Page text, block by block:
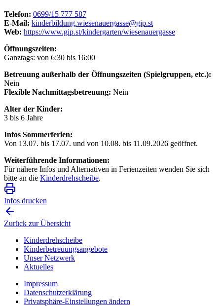
Telefon: 0699/15 777 587
E-Mail: kinderbildung.wiesenauergasse@gip.st
Web: https://www.gip.st/kindergarten/wiesenauergasse
Öffnungszeiten:
Ganztags: von 6:30 bis 16:00
Betreuung außerhalb der Öffnungszeiten (Spielgruppen, etc.):
Nein
Flexible Nachmittagsbetreuung: Nein
Alter der Kinder:
3 bis 6 Jahre
Infos Sommerferien:
Von 13.07. bis 17.07. und von 10.08. bis 11.09.2026 geöffnet.
Weiterführende Informationen:
Für nähere Infos und Alternativen in Ferienzeiten wenden Sie sich
bitte an die Kinderdrehscheibe.
Infos drucken
Zurück zur Übersicht
Kinderdrehscheibe
Kinderbetreuungs­angebote
Unser Netzwerk
Aktuelles
Impressum
Datenschutzerklärung
Privatsphäre-Einstellungen ändern